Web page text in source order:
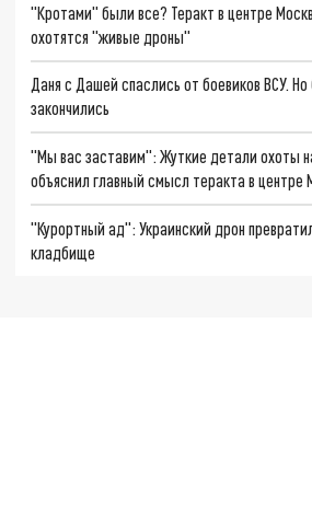
"Кротами" были все? Теракт в центре
охотятся "живые дроны"
Даня с Дашей спаслись от боевиков ВСУ.
закончились
"Мы вас заставим": Жуткие детали охоты
объяснил главный смысл теракта в центре
"Курортный ад": Украинский дрон
кладбище